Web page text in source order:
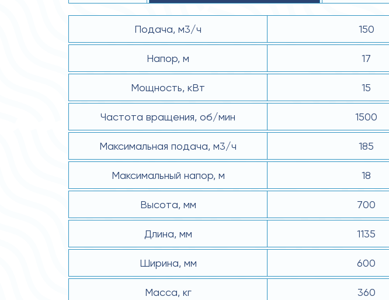
Подача, м3/ч 150
Напор, м 17
Мощность, кВт 15
Частота вращения, об/мин 1500
Максимальная подача, м3/ч 185
Максимальный напор, м 18
Высота, мм 700
Длина, мм 1135
Ширина, мм 600
Масса, кг 360